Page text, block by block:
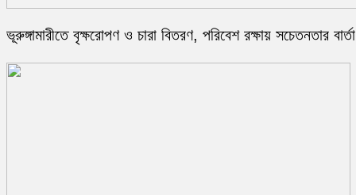
ভূরুঙ্গামারীতে বৃক্ষরোপণ ও চারা বিতরণ, পরিবেশ রক্ষায় সচেতনতার বার্তা